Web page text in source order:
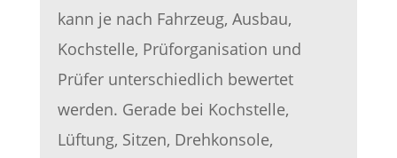
kann je nach Fahrzeug, Ausbau,
Kochstelle, Prüforganisation und
Prüfer unterschiedlich bewertet
werden. Gerade bei Kochstelle,
Lüftung, Sitzen, Drehkonsole,